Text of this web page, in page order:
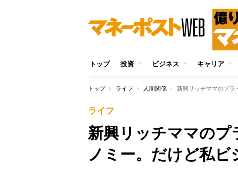
トップ 投資 ビジネス キャリア
トップ ライフ 人間関係 新興リッチママのプ
ライフ
新興リッチママの
ノミー。だけど私ビ